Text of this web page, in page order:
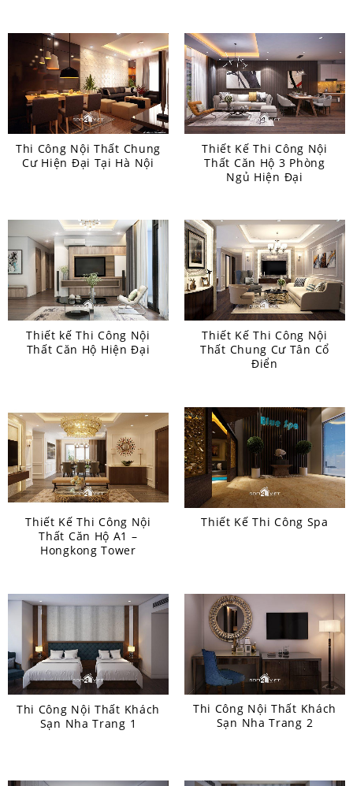
Thi Công Nội Thất Chung
Cư Hiện Đại Tại Hà Nội
Thiết Kế Thi Công Nội
Thất Căn Hộ 3 Phòng
Ngủ Hiện Đại
Thiết kế Thi Công Nội
Thất Căn Hộ Hiện Đại
Thiết Kế Thi Công Nội
Thất Chung Cư Tân Cổ
Điển
Thiết Kế Thi Công Nội
Thất Căn Hộ A1 –
Hongkong Tower
Thiết Kế Thi Công Spa
Thi Công Nội Thất Khách
Sạn Nha Trang 1
Thi Công Nội Thất Khách
Sạn Nha Trang 2